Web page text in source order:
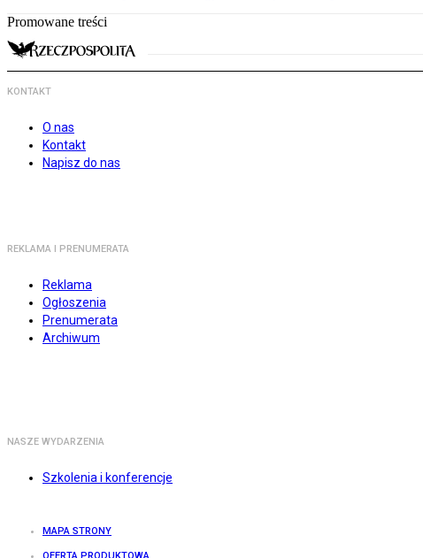
Promowane treści
KONTAKT
O nas
Kontakt
Napisz do nas
REKLAMA I PRENUMERATA
Reklama
Ogłoszenia
Prenumerata
Archiwum
NASZE WYDARZENIA
Szkolenia i konferencje
MAPA STRONY